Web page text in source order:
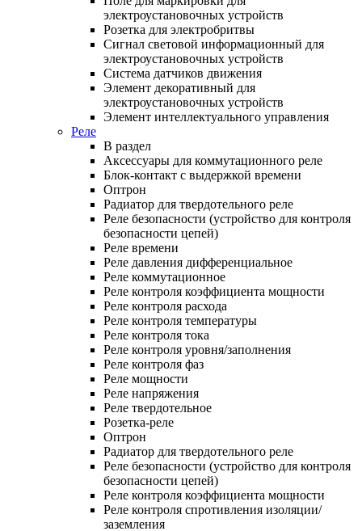
электроустановочных устройств
Розетка для электробритвы
Сигнал световой информационный для
электроустановочных устройств
Система датчиков движения
Элемент декоративный для
электроустановочных устройств
Элемент интеллектуального управления
Реле
В раздел
Аксессуары для коммутационного реле
Блок-контакт с выдержкой времени
Оптрон
Радиатор для твердотельного реле
Реле безопасности (устройство для контроля
безопасности цепей)
Реле времени
Реле давления дифференциальное
Реле коммутационное
Реле контроля коэффициента мощности
Реле контроля расхода
Реле контроля температуры
Реле контроля тока
Реле контроля уровня/заполнения
Реле контроля фаз
Реле мощности
Реле напряжения
Реле твердотельное
Розетка-реле
Оптрон
Радиатор для твердотельного реле
Реле безопасности (устройство для контроля
безопасности цепей)
Реле контроля коэффициента мощности
Реле контроля спротивления изоляции/
заземления